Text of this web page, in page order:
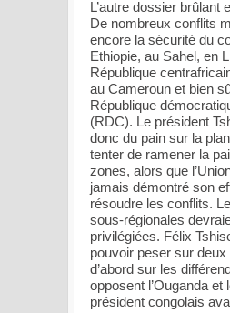
L’autre dossier brûlant
De nombreux conflits
encore la sécurité du
Ethiopie, au Sahel, en
République
au Cameroun et bien
République
(RDC). Le président
donc du pain sur la
tenter de ramener la
zones, alors que
jamais démontré son
résoudre les conflits.
sous-régionales
privilégiées. Félix
pouvoir peser sur
d’abord sur les
opposent l’Ouganda et
président congolais